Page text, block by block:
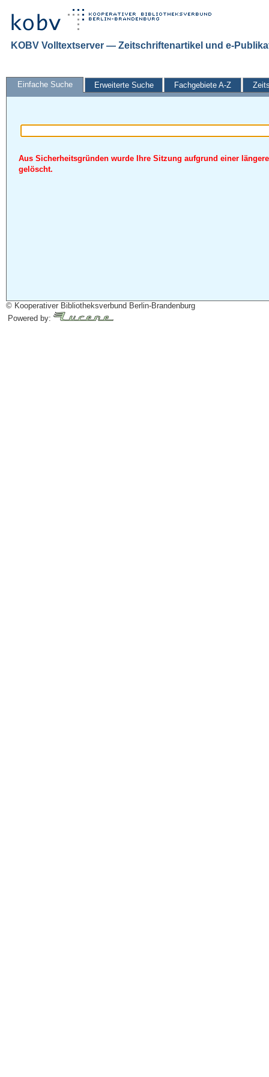
KOBV Volltextserver — Zeitschriftenartikel und e-
Einfache Suche Erweiterte Suche Fachgebiete A-Z
Aus Sicherheitsgründen wurde Ihre Sitzung aufgrund einer
gelöscht.
© Kooperativer Bibliotheksverbund Berlin-Brandenburg
Powered by: